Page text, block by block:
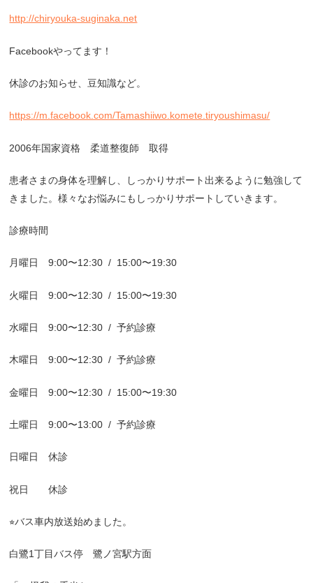
http://chiryouka-suginaka.net
Facebookやってます！
休診のお知らせ、豆知識など。
https://m.facebook.com/Tamashiiwo.komete.tiryoushimasu/
2006年国家資格 柔道整復師 取得
患者さまの身体を理解し、しっかりサポート出来るように勉強して
きました。様々なお悩みにもしっかりサポートしていきます。
診療時間
月曜日9:00〜12:30 / 15:00〜19:30
火曜日9:00〜12:30 / 15:00〜19:30
水曜日9:00〜12:30 / 予約診療
木曜日9:00〜12:30 / 予約診療
金曜日9:00〜12:30 / 15:00〜19:30
土曜日9:00〜13:00 / 予約診療
日曜日 休診
祝日 休診
⭐︎バス車内放送始めました。
白鷺1丁目バス停 鷺ノ宮駅方面